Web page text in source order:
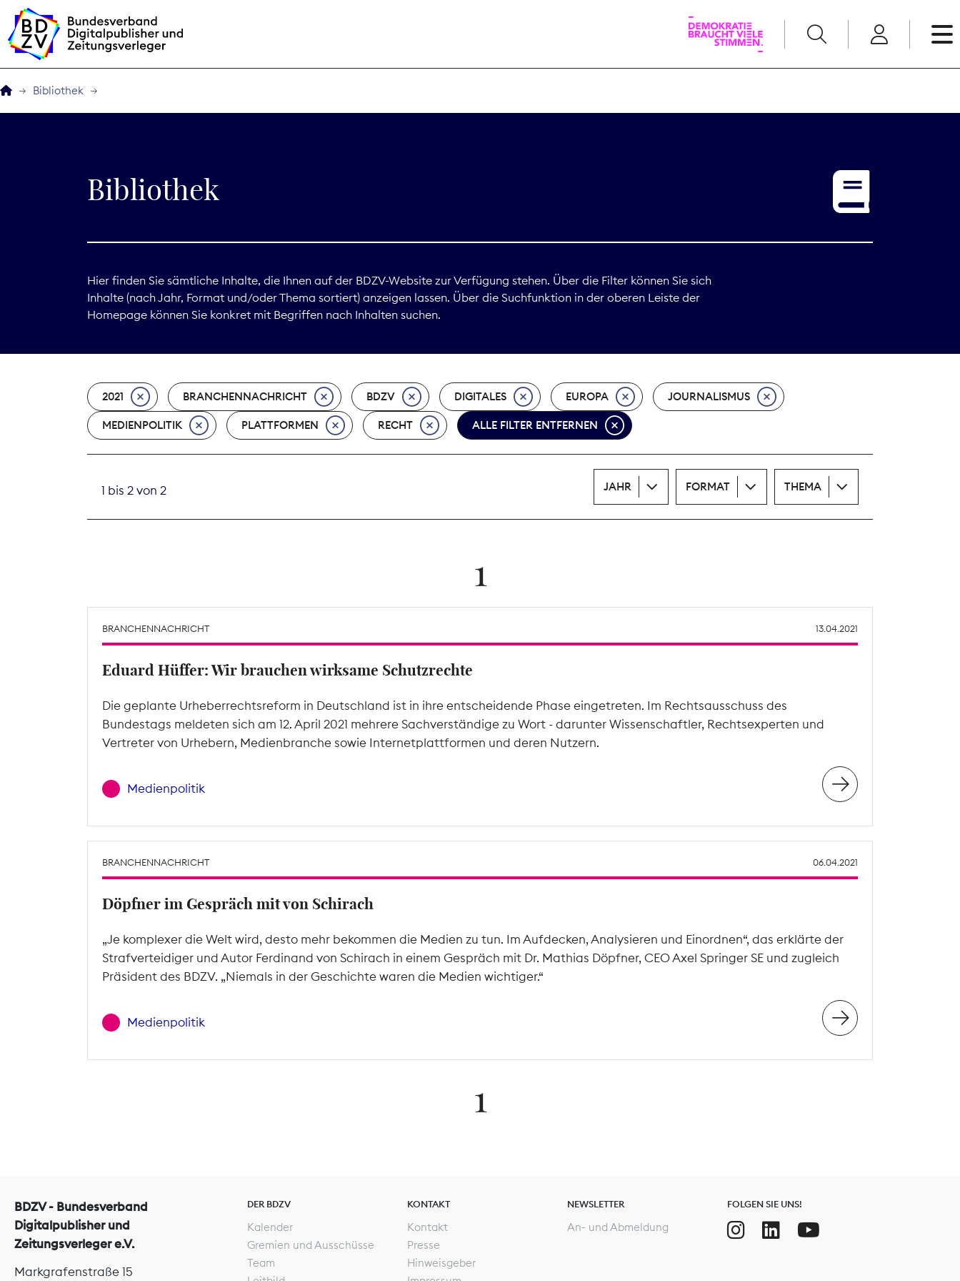
BDZVplus GmbH
Service
Print
Bibliothek
Bibliothek
Hier finden Sie sämtliche Inhalte, die Ihnen auf der BDZV-Website zur Verfügung stehen. Über die Filter können Sie sich
Inhalte (nach Jahr, Format und/oder Thema sortiert) anzeigen lassen. Über die Suchfunktion in der oberen Leiste der
Homepage können Sie konkret mit Begriffen nach Inhalten suchen.
2021 BRANCHENNACHRICHT BDZV DIGITALES EUROPA JOURNALISMUS
MEDIENPOLITIK PLATTFORMEN RECHT ALLE FILTER ENTFERNEN
1 bis 2 von 2 JAHR FORMAT THEMA
1
BRANCHENNACHRICHT 13.04.2021
Eduard Hüffer: Wir brauchen wirksame Schutzrechte
Die geplante Urheberrechtsreform in Deutschland ist in ihre entscheidende Phase eingetreten. Im Rechtsausschuss des
Bundestags meldeten sich am 12. April 2021 mehrere Sachverständige zu Wort - darunter Wissenschaftler, Rechtsexperten und
Vertreter von Urhebern, Medienbranche sowie Internetplattformen und deren Nutzern.
Medienpolitik
BRANCHENNACHRICHT 06.04.2021
Döpfner im Gespräch mit von Schirach
„Je komplexer die Welt wird, desto mehr bekommen die Medien zu tun. Im Aufdecken, Analysieren und Einordnen“, das erklärte der
Strafverteidiger und Autor Ferdinand von Schirach in einem Gespräch mit Dr. Mathias Döpfner, CEO Axel Springer SE und zugleich
Präsident des BDZV. „Niemals in der Geschichte waren die Medien wichtiger.“
Medienpolitik
1
BDZV - Bundesverband
Digitalpublisher und
Zeitungsverleger e.V.
Markgrafenstraße 15
DER BDZV
Kalender
Gremien und Ausschüsse
Team
KONTAKT
Kontakt
Presse
Hinweisgeber
NEWSLETTER
An- und Abmeldung
FOLGEN SIE UNS!